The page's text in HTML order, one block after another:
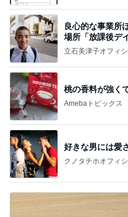
良心的な事業所
場所「放課後デ
実の
立石美津子オフィ
桃の香料が強く
Amebaトピックス
好きな男には愛
クノタチホオフィ